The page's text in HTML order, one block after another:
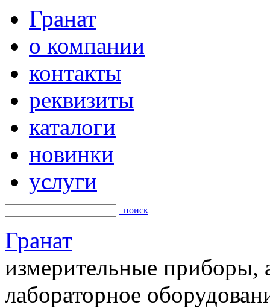
Гранат
о компании
контакты
реквизиты
каталоги
новинки
услуги
поиск
Гранат
измерительные приборы,
лабораторное